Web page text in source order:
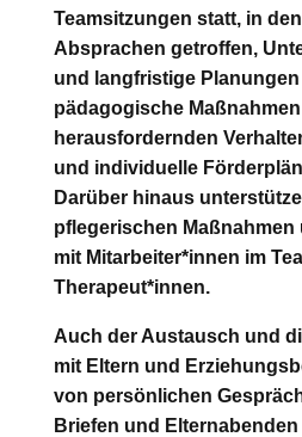
Teamsitzungen statt, in
Absprachen getroffen,
und langfristige
pädagogische
herausfordernden
und individuelle
Darüber hinaus
pflegerischen
mit Mitarbeiter*innen im
Therapeut*innen.
Auch der Austausch und
mit Eltern und
von persönlichen
Briefen und